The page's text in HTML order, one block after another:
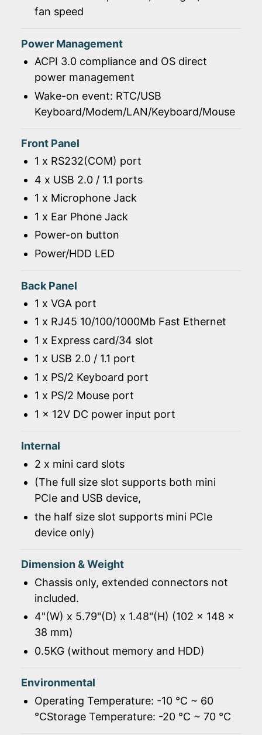
fan speed
Power Management
ACPI 3.0 compliance and OS direct
power management
Wake-on event: RTC/USB
Keyboard/Modem/LAN/Keyboard/Mouse
Front Panel
1 x RS232(COM) port
4 x USB 2.0 / 1.1 ports
1 x Microphone Jack
1 x Ear Phone Jack
Power-on button
Power/HDD LED
Back Panel
1 x VGA port
1 x RJ45 10/100/1000Mb Fast Ethernet
1 x Express card/34 slot
1 x USB 2.0 / 1.1 port
1 x PS/2 Keyboard port
1 x PS/2 Mouse port
1 x 12V DC power input port
Internal
2 x mini card slots
(The full size slot supports both mini
PCIe and USB device,
the half size slot supports mini PCIe
device only)
Dimension & Weight
Chassis only, extended connectors not
included.
4"(W) x 5.79"(D) x 1.48"(H) (102 x 148 x
38 mm)
0.5KG (without memory and HDD)
Environmental
Operating Temperature: -10 ℃ ~ 60
℃Storage Temperature: -20 ℃ ~ 70 ℃